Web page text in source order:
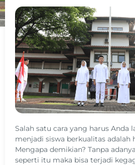
Salah satu cara yang harus Anda
menjadi siswa berkualitas adalah
Mengapa demikian? Tanpa
seperti itu maka bisa terjadi